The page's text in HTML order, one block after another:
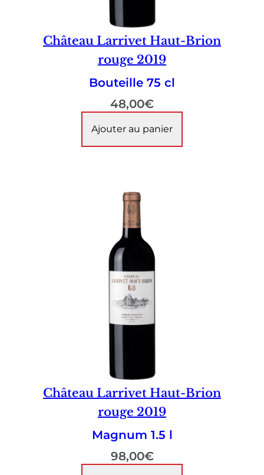
Château Larrivet Haut-Brion
rouge 2019
Bouteille 75 cl
48,00€
Ajouter au panier
Château Larrivet Haut-Brion
rouge 2019
Magnum 1.5 l
98,00€